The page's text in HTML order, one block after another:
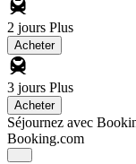
2 jours Plus
Acheter
3 jours Plus
Acheter
Séjournez avec
Booking.com